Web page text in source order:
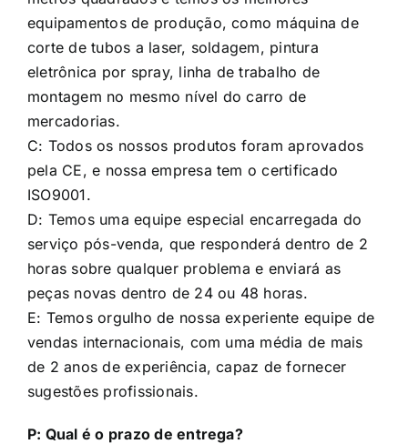
equipamentos de produção, como máquina de
corte de tubos a laser, soldagem, pintura
eletrônica por spray, linha de trabalho de
montagem no mesmo nível do carro de
mercadorias.
C: Todos os nossos produtos foram aprovados
pela CE, e nossa empresa tem o certificado
ISO9001.
D: Temos uma equipe especial encarregada do
serviço pós-venda, que responderá dentro de 2
horas sobre qualquer problema e enviará as
peças novas dentro de 24 ou 48 horas.
E: Temos orgulho de nossa experiente equipe de
vendas internacionais, com uma média de mais
de 2 anos de experiência, capaz de fornecer
sugestões profissionais.
P: Qual é o prazo de entrega?